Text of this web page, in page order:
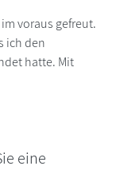
voraus gefreut.
ich den
hatte. Mit
eine